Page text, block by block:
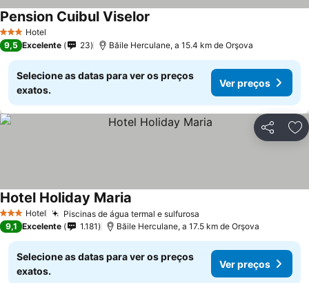
3 EstrelasHotel
Pension Cuibul Viselor
9,5 Excelente 23 Băile Herculane, a 15.4 km de Orşova
Selecione as datas para ver os preços
exatos.
Ver preços
Partilhar
3 EstrelasHotel Piscinas de água termal e sulfurosa
Hotel Holiday Maria
9,1 Excelente 1.181 Băile Herculane, a 17.5 km de Orşova
Selecione as datas para ver os preços
exatos.
Ver preços